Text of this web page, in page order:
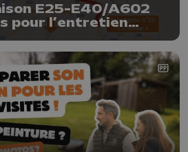
E25-E40/A602
pour l’entretien